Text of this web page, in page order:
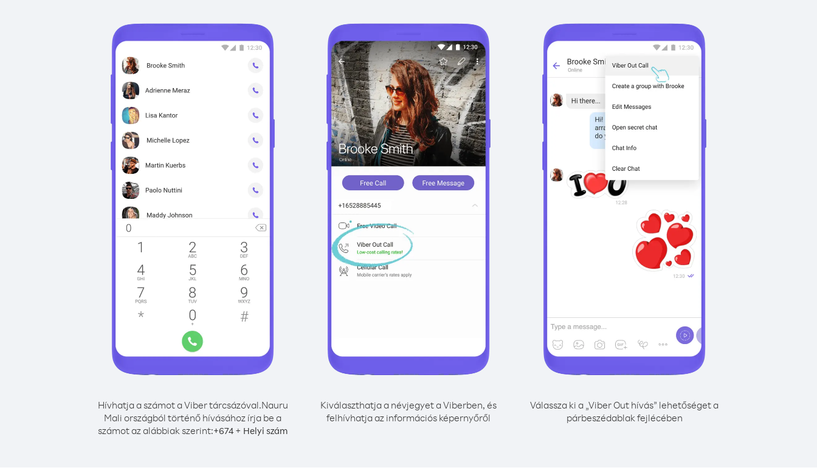
Hívhatja a számot a Viber tárcsázóval.Nauru
Mali országból történő hívásához írja be a
számot az alábbiak szerint:+674 + Helyi szám
Kiválaszthatja a névjegyet a Viberben, és
felhívhatja az információs képernyőről
Válassza ki a „Viber Out hívás” lehetőséget a
párbeszédablak fejlécében